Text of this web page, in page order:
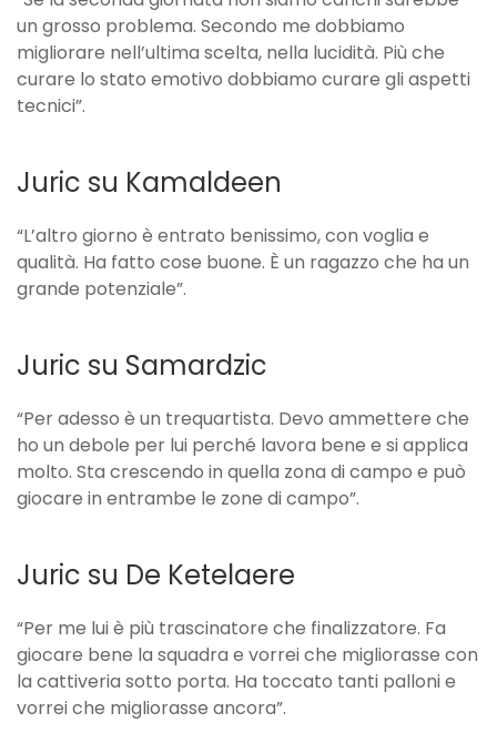
un grosso problema. Secondo me dobbiamo
migliorare nell’ultima scelta, nella lucidità. Più che
curare lo stato emotivo dobbiamo curare gli aspetti
tecnici”.
Juric su Kamaldeen
“L’altro giorno è entrato benissimo, con voglia e
qualità. Ha fatto cose buone. È un ragazzo che ha un
grande potenziale”.
Juric su Samardzic
“Per adesso è un trequartista. Devo ammettere che
ho un debole per lui perché lavora bene e si applica
molto. Sta crescendo in quella zona di campo e può
giocare in entrambe le zone di campo”.
Juric su De Ketelaere
“Per me lui è più trascinatore che finalizzatore. Fa
giocare bene la squadra e vorrei che migliorasse con
la cattiveria sotto porta. Ha toccato tanti palloni e
vorrei che migliorasse ancora”.